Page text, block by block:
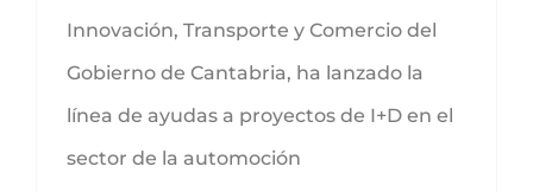
Innovación, Transporte y Comercio del
Gobierno de Cantabria, ha lanzado la
línea de ayudas a proyectos de I+D en el
sector de la automoción